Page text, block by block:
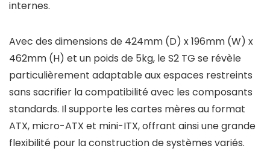
internes.
Avec des dimensions de 424mm (D) x 196mm (W) x
462mm (H) et un poids de 5kg, le S2 TG se révèle
particulièrement adaptable aux espaces restreints
sans sacrifier la compatibilité avec les composants
standards. Il supporte les cartes mères au format
ATX, micro-ATX et mini-ITX, offrant ainsi une grande
flexibilité pour la construction de systèmes variés.